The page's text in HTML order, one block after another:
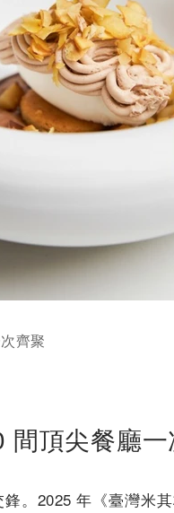
齊聚
間頂尖餐廳
。2025 年《臺灣米